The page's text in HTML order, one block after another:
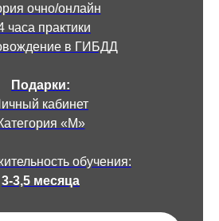
очно/онлайн
часа практики
в ГИБДД
Подарки:
кабинет
«М»
обучения:
3-3,5 месяца